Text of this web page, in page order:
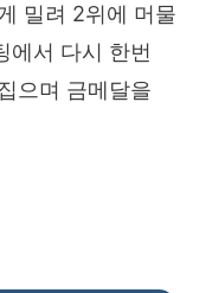
밀려 2위에 머물
에서 다시 한번
으며 금메달을